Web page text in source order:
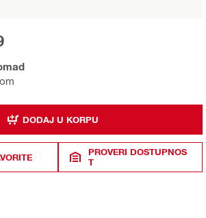
DODAJ U KORPU
PROVERI DOSTUPNOS
T